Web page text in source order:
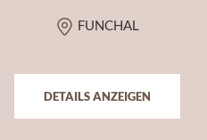
FUNCHAL
DETAILS ANZEIGEN